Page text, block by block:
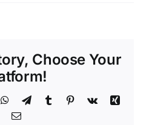
adf1717a9687
Choose Your
WhatsApp
TelegramTumblr Pinterest
Vk
Xing
Email